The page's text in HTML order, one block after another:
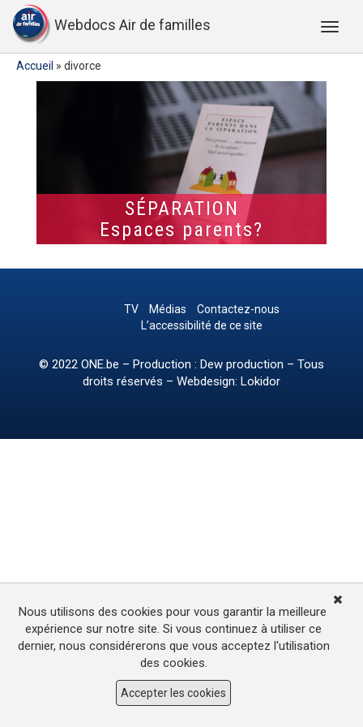
Webdocs Air de familles
Accueil » divorce
SÉPARATION
Espaces parents?
TV Médias
Contactez-nous
L’accessibilité de ce site
© 2022 ONE.be – Production : Dew production – Tous
droits réservés – Webdesign: Lokidor
Nous utilisons des cookies pour vous garantir la meilleure
expérience sur notre site. Si vous continuez à utiliser ce
dernier, nous considérerons que vous acceptez l'utilisation
des cookies.
Accepter les cookies